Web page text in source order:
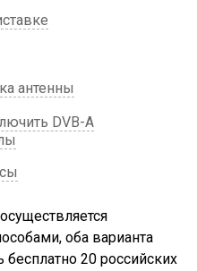
антенны
DVB-A
оба варианта
20 российских